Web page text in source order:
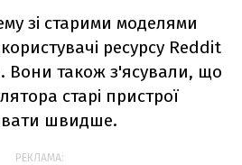
зі старими моделями
користувачі ресурсу Reddit
Вони також з'ясували, що
старі пристрої
швидше.
РЕКЛАМА: